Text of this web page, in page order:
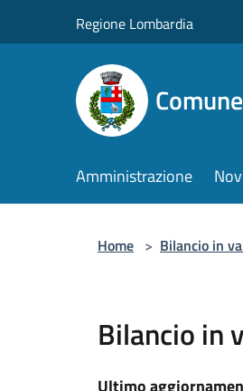
Regione Lombardia
Amministrazione
Home > Bilancio in
Bilancio in
Ultimo